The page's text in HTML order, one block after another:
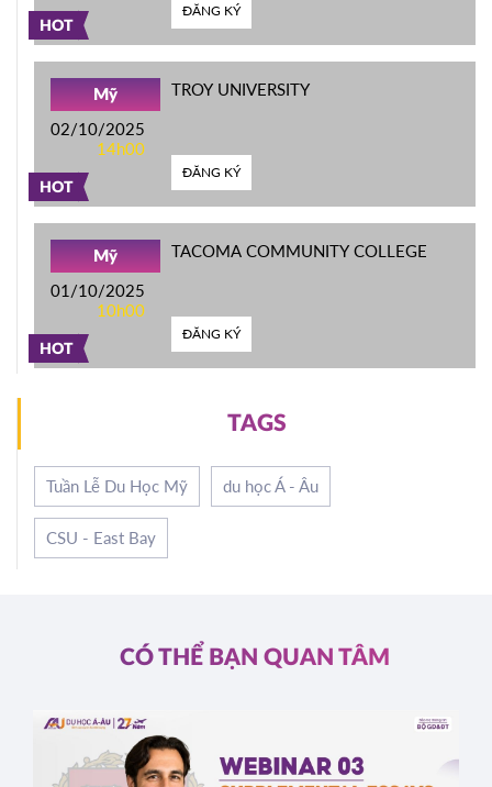
HOT
ĐĂNG KÝ
HOT
Mỹ
02/10/2025
14h00
TROY UNIVERSITY
ĐĂNG KÝ
HOT
Mỹ
01/10/2025
10h00
TACOMA COMMUNITY COLLEGE
ĐĂNG KÝ
TAGS
Tuần Lễ Du Học Mỹ du học Á - Âu
CSU - East Bay
CÓ THỂ BẠN QUAN TÂM